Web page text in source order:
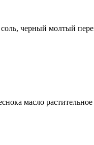
черный молтый
масло